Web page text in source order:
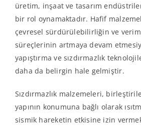
üretim, inşaat ve tasarım
bir rol oynamaktadır. Hafif
çevresel sürdürülebilirliğin ve
süreçlerinin artmaya devam
yapıştırma ve sızdırmazlık
daha da belirgin hale gelmiştir.
Sızdırmazlık malzemeleri,
yapının konumuna bağlı olarak
sismik hareketin etkisine izin